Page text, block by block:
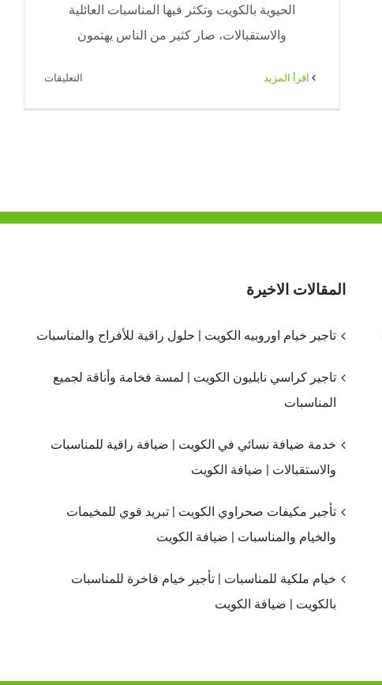
الحيوية بالكويت وتكثر فيها المناسبات العائلية
والاستقبالات، صار كثير من الناس يهتمون
‫اقرأ المزيد التعليقات
مرتبة
مغلقة
المقالات الاخيرة
تاجير خيام اوروبيه الكويت | حلول راقية للأفراح والمناسبات
تاجير كراسي نابليون الكويت | لمسة فخامة وأناقة لجميع
المناسبات
خدمة ضيافة نسائي في الكويت | ضيافة راقية للمناسبات
والاستقبالات | ضيافة الكويت
تأجير مكيفات صحراوي الكويت | تبريد قوي للمخيمات
والخيام والمناسبات | ضيافة الكويت
خيام ملكية للمناسبات | تأجير خيام فاخرة للمناسبات
بالكويت | ضيافة الكويت